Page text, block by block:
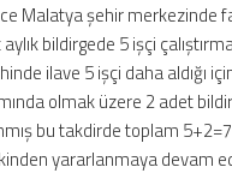
Malatya şehir
bildirgede 5 işçi
ilave 5 işçi daha aldığı
olmak üzere 2 adet
bu takdirde toplam
yararlanmaya devam